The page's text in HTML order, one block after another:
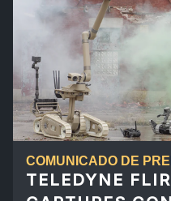
COMUNICADO DE
TELEDYNE